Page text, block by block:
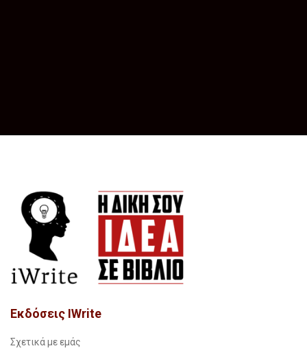
Εκδόσεις IWrite
Σχετικά με εμάς